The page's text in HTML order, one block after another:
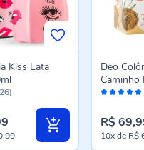
Kiss Lata
Avaliação:
Deo
Caminho
Madeiras
R$
10xde R$